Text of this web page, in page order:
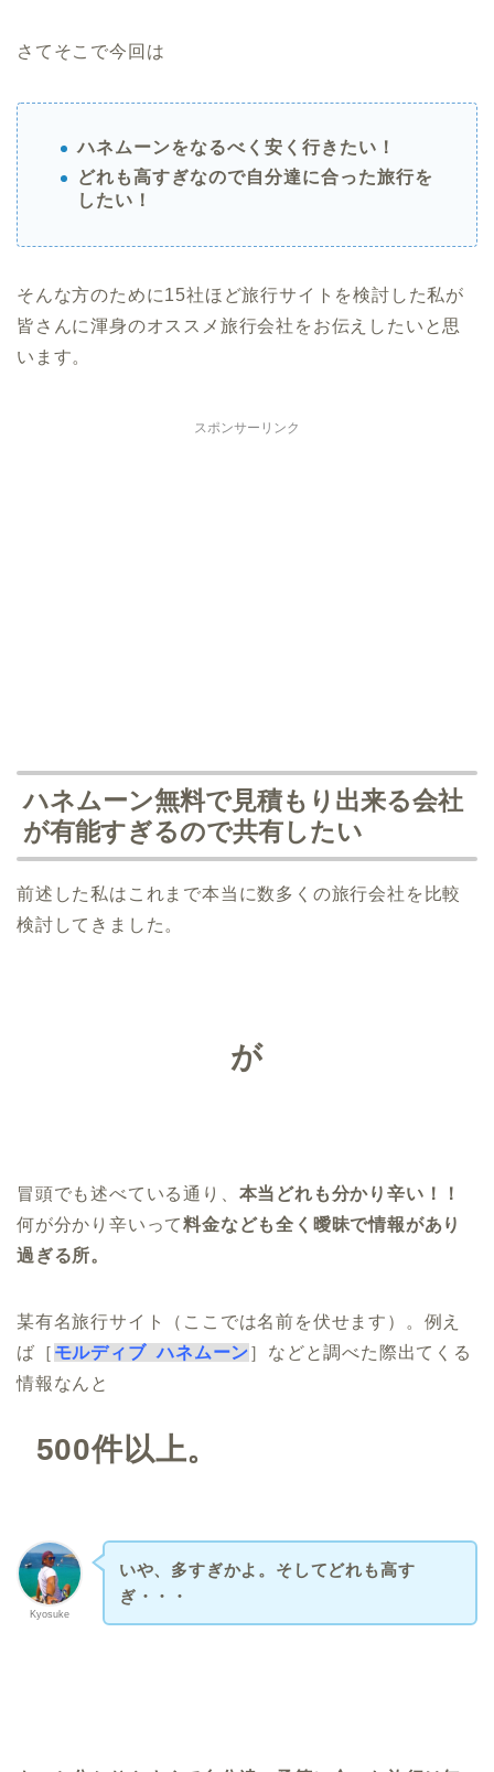
さてそこで今回は
ハネムーンをなるべく安く行きたい！
どれも高すぎなので自分達に合った旅行を
したい！
そんな方のために15社ほど旅行サイトを検討した私が
皆さんに渾身のオススメ旅行会社をお伝えしたいと思
います。
スポンサーリンク
ハネムーン無料で見積もり出来る会社
が有能すぎるので共有したい
前述した私はこれまで本当に数多くの旅行会社を比較
検討してきました。
が
冒頭でも述べている通り、 本当どれも分かり辛い！！
何が分かり辛いって料金なども全く曖昧で情報があり
過ぎる所。
某有名旅行サイト（ここでは名前を伏せます）。例え
ば［ モルディブ ハネムーン］などと調べた際出てくる
情報なんと
500件以上。
Kyosuke
いや、多すぎかよ。そしてどれも高す
ぎ・・・